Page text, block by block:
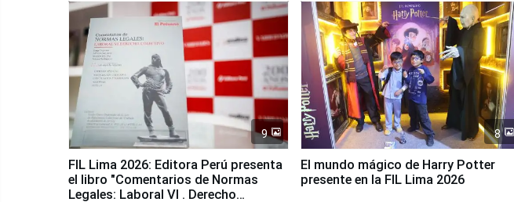
9
FIL Lima 2026: Editora Perú presenta
el libro "Comentarios de Normas
Legales: Laboral Vl . Derecho
8
El mundo mágico de Harry Potter
presente en la FIL Lima 2026